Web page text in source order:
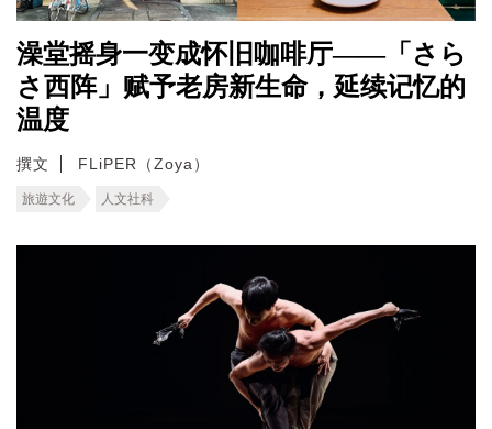
澡堂摇身一变成怀旧咖啡厅——「さら
さ西阵」赋予老房新生命，延续记忆的
温度
撰文 FLiPER（Zoya）
旅遊文化 人文社科